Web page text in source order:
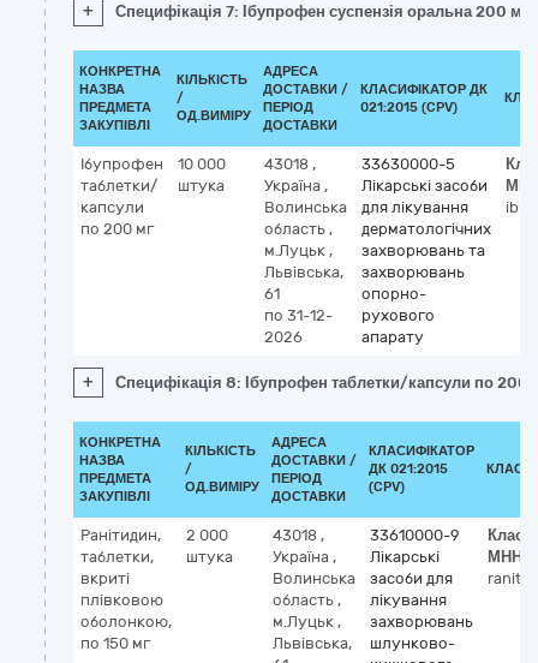
+ Специфікація 7: Ібупрофен суспензія оральна 200
КОНКРЕТНА
НАЗВА
ПРЕДМЕТА
ЗАКУПІВЛІ
КІЛЬКІСТЬ
/
ОД.ВИМІРУ
АДРЕСА
ДОСТАВКИ /
ПЕРІОД
ДОСТАВКИ
КЛАСИФІКАТОР ДК
021:2015 (CPV)
Ібупрофен
таблетки/
капсули
по 200 мг
10 000
штука
43018 ,
Україна ,
Волинська
область ,
м.Луцьк ,
Львівська,
61
по 31-12-
2026
33630000-5
Лікарські засоби
для лікування
дерматологічних
захворювань та
захворювань
опорно-
рухового
апарату
+ Специфікація 8: Ібупрофен таблетки/капсули по 200
КОНКРЕТНА
НАЗВА
ПРЕДМЕТА
ЗАКУПІВЛІ
КІЛЬКІСТЬ
/
ОД.ВИМІРУ
АДРЕСА
ДОСТАВКИ /
ПЕРІОД
ДОСТАВКИ
КЛАСИФІКАТОР
ДК 021:2015
(CPV)
Ранітидин,
таблетки,
вкриті
плівковою
оболонкою,
по 150 мг
2 000
штука
43018 ,
Україна ,
Волинська
область ,
м.Луцьк ,
Львівська,
33610000-9
Лікарські
засоби для
лікування
захворювань
шлунково-
МНН